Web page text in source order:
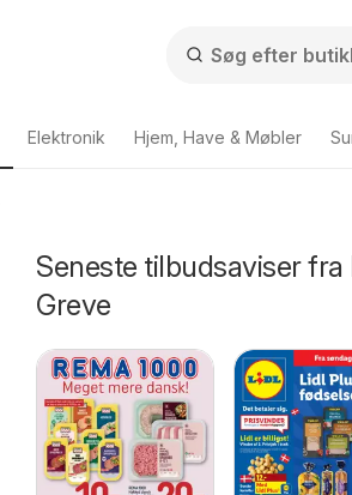
Elektronik Hjem, Have & Møbler
Seneste tilbudsaviser
Greve